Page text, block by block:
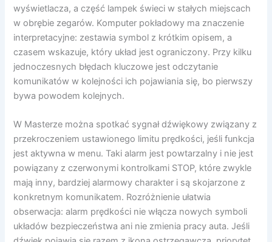
wyświetlacza, a część lampek świeci w stałych miejscach
w obrębie zegarów. Komputer pokładowy ma znaczenie
interpretacyjne: zestawia symbol z krótkim opisem, a
czasem wskazuje, który układ jest ograniczony. Przy kilku
jednoczesnych błędach kluczowe jest odczytanie
komunikatów w kolejności ich pojawiania się, bo pierwszy
bywa powodem kolejnych.
W Masterze można spotkać sygnał dźwiękowy związany z
przekroczeniem ustawionego limitu prędkości, jeśli funkcja
jest aktywna w menu. Taki alarm jest powtarzalny i nie jest
powiązany z czerwonymi kontrolkami STOP, które zwykle
mają inny, bardziej alarmowy charakter i są skojarzone z
konkretnym komunikatem. Rozróżnienie ułatwia
obserwacja: alarm prędkości nie włącza nowych symboli
układów bezpieczeństwa ani nie zmienia pracy auta. Jeśli